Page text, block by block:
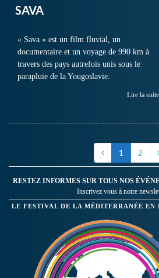
SAVA
« Sava » est un film fluvial, un
documentaire et un voyage de 990 km à
travers des pays autrefois unis sous le
parapluie de la Yougoslavie.
Lire la suite
1 2
RESTEZ INFORMES SUR TOUS NOS
Inscrivez vous à notre
LE FESTIVAL DE LA MÉDITERRANÉE EN